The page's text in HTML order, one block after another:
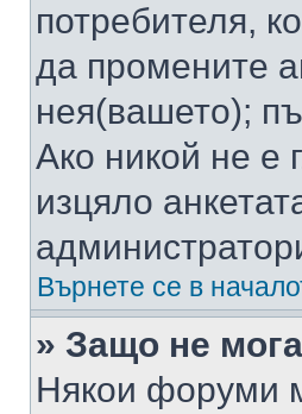
потребителя,
да промените
нея(вашето);
Ако никой не е
изцяло
Върнете се в
» Защо не
Някои форуми